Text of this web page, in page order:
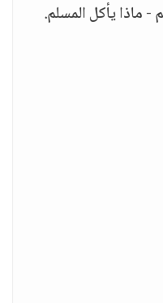
- ماذا يأكل المسلم.